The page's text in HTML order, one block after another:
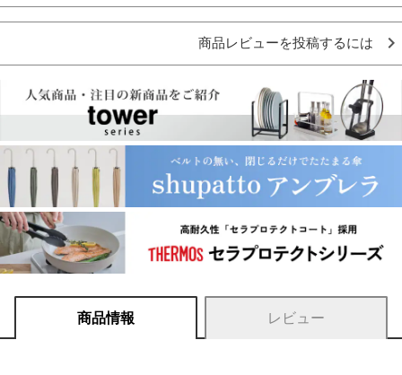
商品レビューを投稿するには
商品情報 レビュー